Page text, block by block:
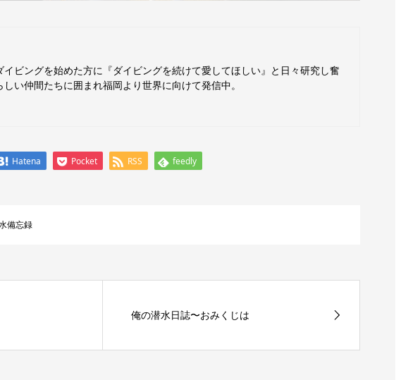
イビングを始めた方に『ダイビングを続けて愛してほしい』と日々研究し奮
い仲間たちに囲まれ福岡より世界に向けて発信中。
Hatena Pocket RSS feedly
備忘録
俺の潜水日誌〜おみくじは